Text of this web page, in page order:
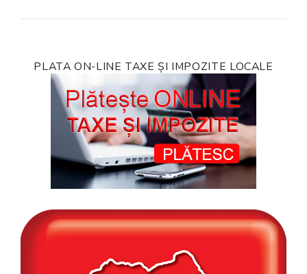
PLATA ON-LINE TAXE ȘI IMPOZITE LOCALE